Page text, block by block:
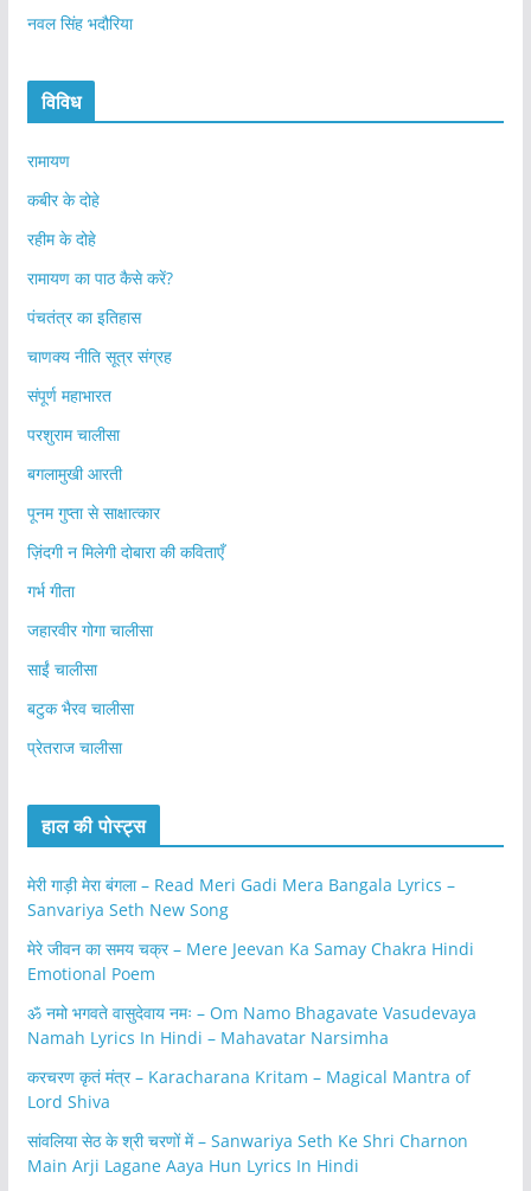
नवल सिंह भदौरिया
विविध
रामायण
कबीर के दोहे
रहीम के दोहे
रामायण का पाठ कैसे करें?
पंचतंत्र का इतिहास
चाणक्य नीति सूत्र संग्रह
संपूर्ण महाभारत
परशुराम चालीसा
बगलामुखी आरती
पूनम गुप्ता से साक्षात्कार
ज़िंदगी न मिलेगी दोबारा की कविताएँ
गर्भ गीता
जहारवीर गोगा चालीसा
साईं चालीसा
बटुक भैरव चालीसा
प्रेतराज चालीसा
हाल की पोस्ट्स
मेरी गाड़ी मेरा बंगला – Read Meri Gadi Mera Bangala Lyrics –
Sanvariya Seth New Song
मेरे जीवन का समय चक्र – Mere Jeevan Ka Samay Chakra Hindi
Emotional Poem
ॐ नमो भगवते वासुदेवाय नमः – Om Namo Bhagavate Vasudevaya
Namah Lyrics In Hindi – Mahavatar Narsimha
करचरण कृतं मंत्र – Karacharana Kritam – Magical Mantra of
Lord Shiva
सांवलिया सेठ के श्री चरणों में – Sanwariya Seth Ke Shri Charnon
Main Arji Lagane Aaya Hun Lyrics In Hindi